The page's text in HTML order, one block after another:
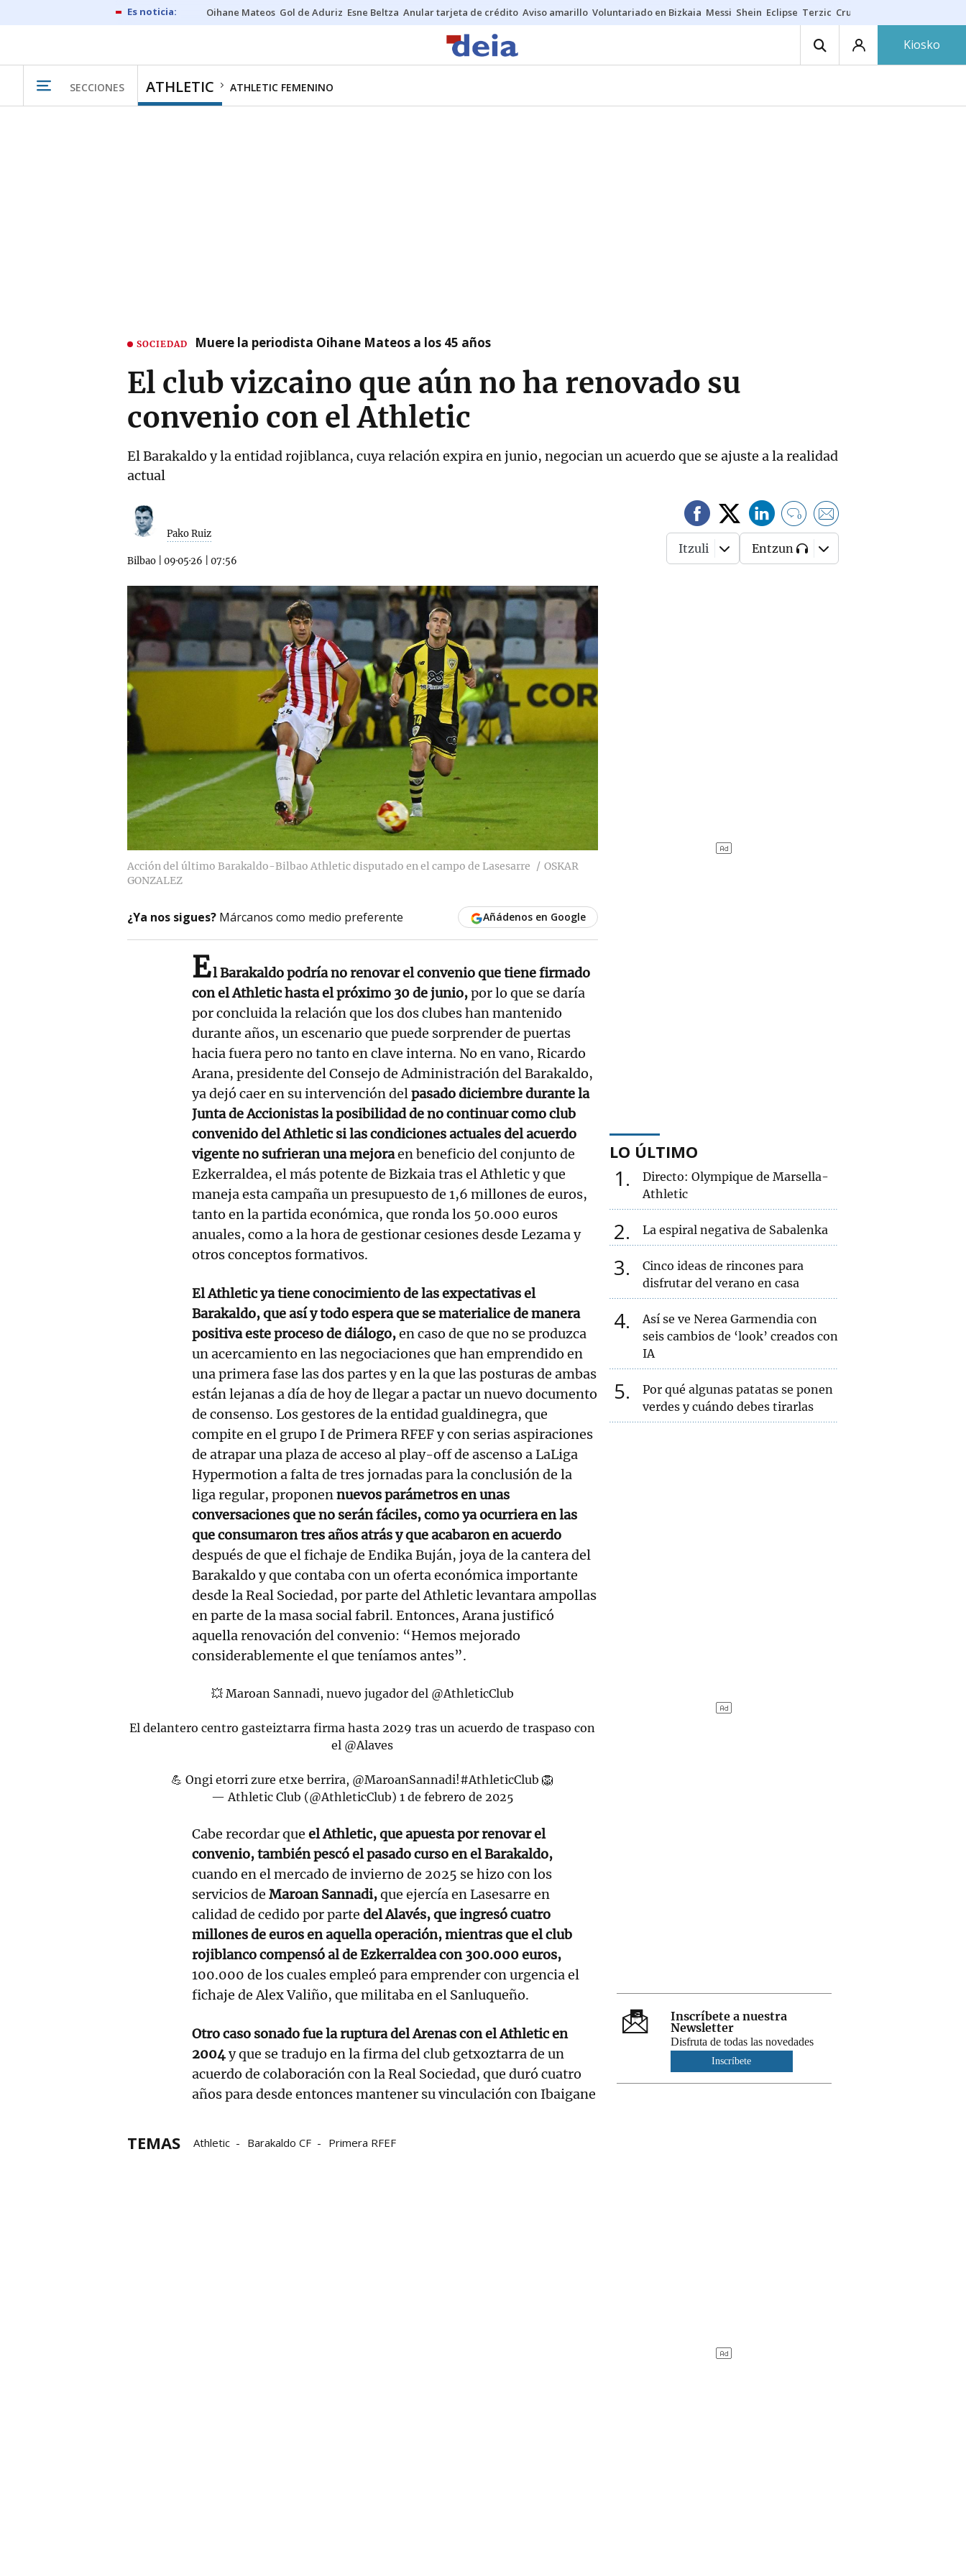
Oihane Mateos Gol de Aduriz Esne Beltza Anular tarjeta de crédito Aviso amarillo Voluntariado en Bizkaia Messi Shein Eclipse Terzic Cruz Gorbeia
Kiosko
SECCIONES ATHLETIC ATHLETIC FEMENINO
SOCIEDAD Muere la periodista Oihane Mateos a los 45 años
El club vizcaino que aún no ha renovado su
convenio con el Athletic
El Barakaldo y la entidad rojiblanca, cuya relación expira en junio, negocian un acuerdo que se ajuste a la realidad
actual
Pako Ruiz
Bilbao 09·05·26 07:56
0
Itzuli Entzun
Acción del último Barakaldo-Bilbao Athletic disputado en el campo de Lasesarre
OSKAR
GONZALEZ
¿Ya nos sigues? Márcanos como medio preferente Añádenos en Google
El Barakaldo podría no renovar el convenio que tiene firmado
con el Athletic hasta el próximo 30 de junio,por lo que se daría
por concluida la relación que los dos clubes han mantenido
durante años, un escenario que puede sorprender de puertas
hacia fuera pero no tanto en clave interna. No en vano, Ricardo
Arana, presidente del Consejo de Administración del Barakaldo,
ya dejó caer en su intervención delpasado diciembre durante la
Junta de Accionistas la posibilidad de no continuar como club
convenido del Athletic si las condiciones actuales del acuerdo
vigente no sufrieran una mejoraen beneficio del conjunto de
Ezkerraldea, el más potente de Bizkaia tras el Athletic y que
maneja esta campaña un presupuesto de 1,6 millones de euros,
tanto en la partida económica, que ronda los 50.000 euros
anuales, como a la hora de gestionar cesiones desde Lezama y
otros conceptos formativos.
El Athletic ya tiene conocimiento de las expectativas el
Barakaldo, que así y todo espera que se materialice de manera
positiva este proceso de diálogo,en caso de que no se produzca
un acercamiento en las negociaciones que han emprendido en
una primera fase las dos partes y en la que las posturas de ambas
están lejanas a día de hoy de llegar a pactar un nuevo documento
de consenso. Los gestores de la entidad gualdinegra, que
compite en el grupo I de Primera RFEF y con serias aspiraciones
de atrapar una plaza de acceso al play-off de ascenso a LaLiga
Hypermotion a falta de tres jornadas para la conclusión de la
liga regular, proponennuevos parámetros en unas
conversaciones que no serán fáciles, como ya ocurriera en las
que consumaron tres años atrás y que acabaron en acuerdo
después de que el fichaje de Endika Buján, joya de la cantera del
Barakaldo y que contaba con un oferta económica importante
desde la Real Sociedad, por parte del Athletic levantara ampollas
en parte de la masa social fabril. Entonces, Arana justificó
aquella renovación del convenio: “Hemos mejorado
considerablemente el que teníamos antes”.
💥 Maroan Sannadi, nuevo jugador del @AthleticClub
El delantero centro gasteiztarra firma hasta 2029 tras un acuerdo de traspaso con
el @Alaves
💪 Ongi etorri zure etxe berrira, @MaroanSannadi!#AthleticClub 🦁
— Athletic Club (@AthleticClub) 1 de febrero de 2025
Cabe recordar que el Athletic, que apuesta por renovar el
convenio, también pescó el pasado curso en el Barakaldo,
cuando en el mercado de invierno de 2025 se hizo con los
servicios de Maroan Sannadi,que ejercía en Lasesarre en
calidad de cedido por parte del Alavés, que ingresó cuatro
millones de euros en aquella operación, mientras que el club
rojiblanco compensó al de Ezkerraldea con 300.000 euros,
100.000 de los cuales empleó para emprender con urgencia el
fichaje de Alex Valiño, que militaba en el Sanluqueño.
Otro caso sonado fue la ruptura del Arenas con el Athletic en
2004y que se tradujo en la firma del club getxoztarra de un
acuerdo de colaboración con la Real Sociedad, que duró cuatro
años para desde entonces mantener su vinculación con Ibaigane
TEMAS Athletic Barakaldo CF Primera RFEF
LO ÚLTIMO
1
Directo: Olympique de Marsella-
Athletic
2 La espiral negativa de Sabalenka
3
Cinco ideas de rincones para
disfrutar del verano en casa
4
Así se ve Nerea Garmendia con
seis cambios de ‘look’ creados con
IA
5
Por qué algunas patatas se ponen
verdes y cuándo debes tirarlas
Inscríbete a nuestra
Newsletter
Disfruta de todas las novedades
Inscríbete